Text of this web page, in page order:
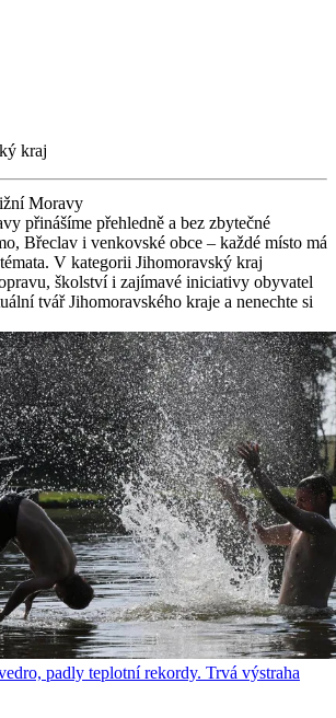
kraj
Moravy
přinášíme přehledně a bez zbytečné
Břeclav i venkovské obce – každé místo má
V kategorii Jihomoravský kraj
školství i zajímavé iniciativy obyvatel
tvář Jihomoravského kraje a nenechte si
padly teplotní rekordy. Trvá výstraha